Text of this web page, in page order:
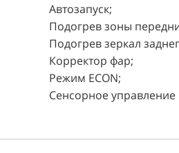
Автозапуск;
Подогрев зоны
Подогрев зеркал
Корректор фар;
Режим ECON;
Сенсорное